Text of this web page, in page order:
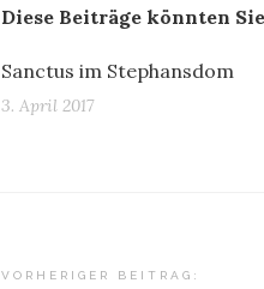
Diese Beiträge könnten
Sanctus im Stephansdom
3. April 2017
Beitragsnavigation
VORHERIGER BEITRAG: